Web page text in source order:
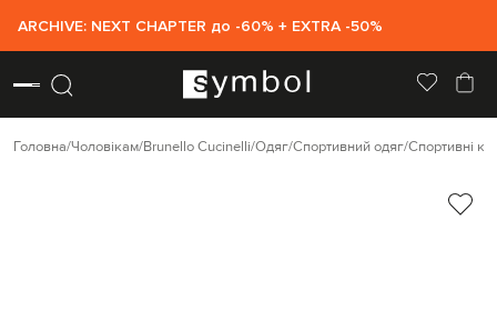
ARCHIVE: NEXT CHAPTER до -60% + EXTRA -50%
Головна Чоловікам Brunello Cucinelli Одяг Спортивний одяг Спортивні